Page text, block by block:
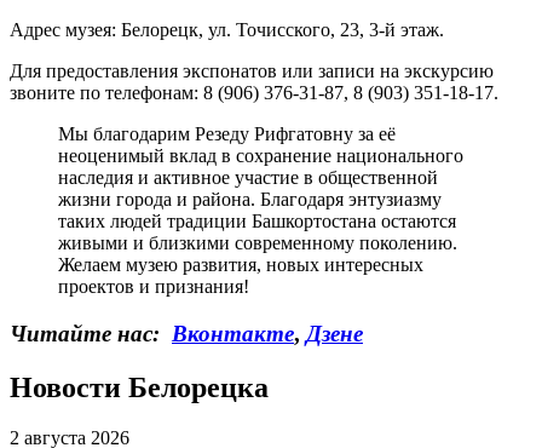
Адрес музея: Белорецк, ул. Точисского, 23, 3-й этаж.
Для предоставления экспонатов или записи на экскурсию
звоните по телефонам: 8 (906) 376-31-87, 8 (903) 351-18-17.
Мы благодарим Резеду Рифгатовну за её
неоценимый вклад в сохранение национального
наследия и активное участие в общественной
жизни города и района. Благодаря энтузиазму
таких людей традиции Башкортостана остаются
живыми и близкими современному поколению.
Желаем музею развития, новых интересных
проектов и признания!
Читайте нас: Вконтакте, Дзене
Новости Белорецка
2 августа 2026